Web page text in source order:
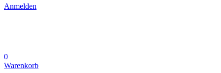
Anmelden
0
Warenkorb